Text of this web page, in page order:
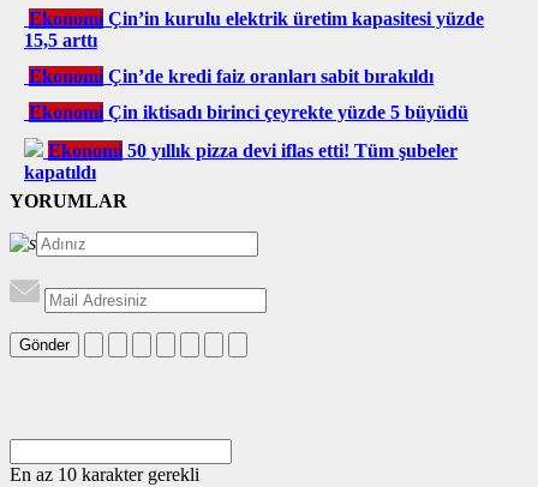
Ekonomi Çin’in kurulu elektrik üretim kapasitesi yüzde
15,5 arttı
Ekonomi Çin’de kredi faiz oranları sabit bırakıldı
Ekonomi Çin iktisadı birinci çeyrekte yüzde 5 büyüdü
Ekonomi 50 yıllık pizza devi iflas etti! Tüm şubeler
kapatıldı
YORUMLAR
Gönder
En az 10 karakter gerekli